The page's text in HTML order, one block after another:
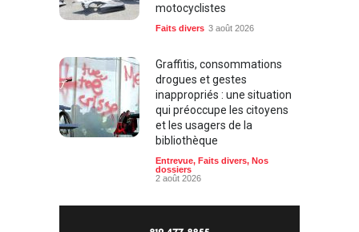
motocyclistes
Faits divers 3 août 2026
Graffitis, consommations
drogues et gestes
inappropriés : une situation
qui préoccupe les citoyens
et les usagers de la
bibliothèque
Entrevue, Faits divers, Nos
dossiers
2 août 2026